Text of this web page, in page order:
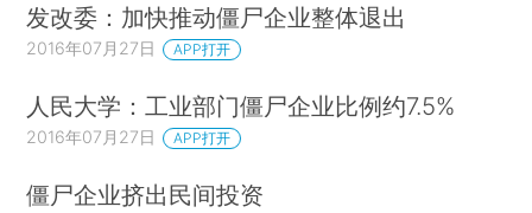
发改委：加快推动僵尸企业整体退出
2016年07月27日 APP打开
人民大学：工业部门僵尸企业比例约7.5%
2016年07月27日 APP打开
僵尸企业挤出民间投资